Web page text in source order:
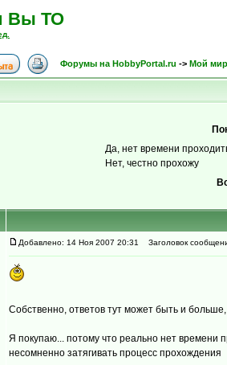
Вы ТО
Форумы на HobbyPortal.ru -> Мой мир
Да, нет времени
Нет, честно прохожу
Добавлено: 14 Ноя 2007 20:31 Заголовок
Собственно, ответов тут может быть и
Я покупаю... потому что реально нет времени
несомненно затягивать процесс прохождения